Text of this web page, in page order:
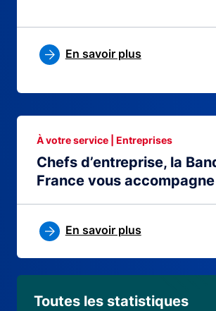
En savoir plus
Chefs d’entreprise, la
France vous accompagne
À votre service | Entreprises
En savoir plus
Toutes les statistiques